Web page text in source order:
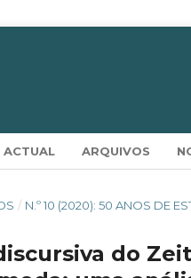
ACTUAL ARQUIVOS
/ N.º 10 (2020): 50 ANOS DE
do